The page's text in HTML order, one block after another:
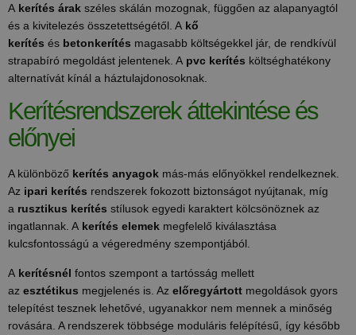
A kerítés árak széles skálán mozognak, függően az alapanyagtól
és a kivitelezés összetettségétől. A kő
kerítés és betonkerítés magasabb költségekkel jár, de rendkívül
strapabíró megoldást jelentenek. A pvc kerítés költséghatékony
alternatívát kínál a háztulajdonosoknak.
Kerítésrendszerek áttekintése és
előnyei
A különböző kerítés anyagok más-más előnyökkel rendelkeznek.
Az ipari kerítés rendszerek fokozott biztonságot nyújtanak, míg
a rusztikus kerítés stílusok egyedi karaktert kölcsönöznek az
ingatlannak. A kerítés elemek megfelelő kiválasztása
kulcsfontosságú a végeredmény szempontjából.
A kerítésnél fontos szempont a tartósság mellett
az esztétikus megjelenés is. Az előregyártott megoldások gyors
telepítést tesznek lehetővé, ugyanakkor nem mennek a minőség
rovására. A rendszerek többsége moduláris felépítésű, így később